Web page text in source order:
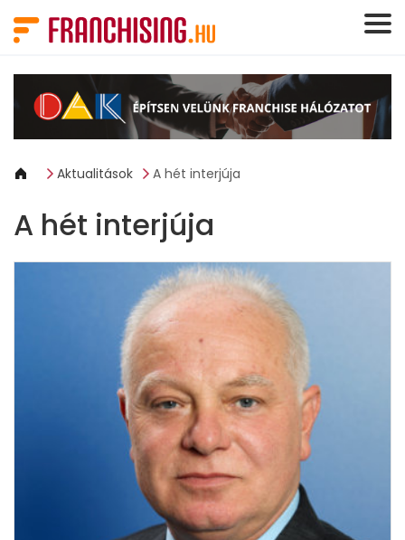
Aktualitások A hét interjúja
A hét interjúja